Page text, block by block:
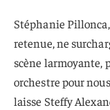
Stéphanie
retenue, ne
scène larmoyante,
orchestre pour
laisse Steffy